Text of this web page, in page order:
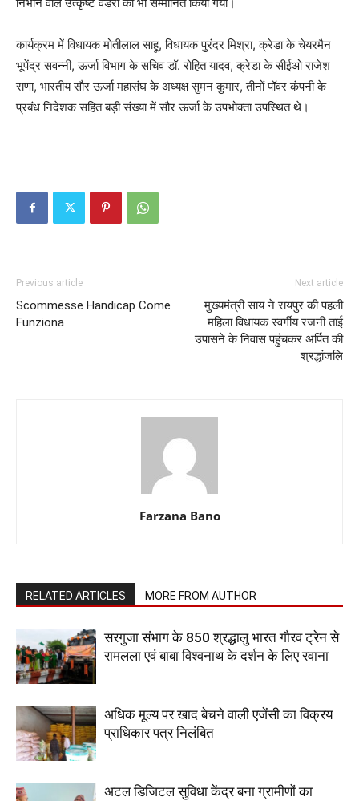
कार्यक्रम में विधायक मोतीलाल साहू, विधायक पुरंदर मिश्रा, क्रेडा के चेयरमैन
भूपेंद्र सवन्नी, ऊर्जा विभाग के सचिव डॉ. रोहित यादव, क्रेडा के सीईओ राजेश
राणा, भारतीय सौर ऊर्जा महासंघ के अध्यक्ष सुमन कुमार, तीनों पॉवर कंपनी के
प्रबंध निदेशक सहित बड़ी संख्या में सौर ऊर्जा के उपभोक्ता उपस्थित थे।
Previous article
Scommesse Handicap Come
Funziona
Next article
मुख्यमंत्री साय ने रायपुर की पहली
महिला विधायक स्वर्गीय रजनी ताई
उपासने के निवास पहुंचकर अर्पित की
श्रद्धांजलि
Farzana Bano
RELATED ARTICLES MORE FROM AUTHOR
सरगुजा संभाग के 850 श्रद्धालु भारत गौरव ट्रेन से
रामलला एवं बाबा विश्वनाथ के दर्शन के लिए रवाना
अधिक मूल्य पर खाद बेचने वाली एजेंसी का विक्रय
प्राधिकार पत्र निलंबित
अटल डिजिटल सुविधा केंद्र बना ग्रामीणों का